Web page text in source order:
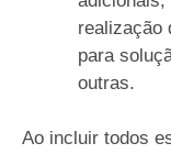
realização
para
outras.
Ao incluir todos